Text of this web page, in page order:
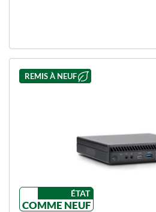
REMIS À NEUF
ÉTAT
COMME NEUF